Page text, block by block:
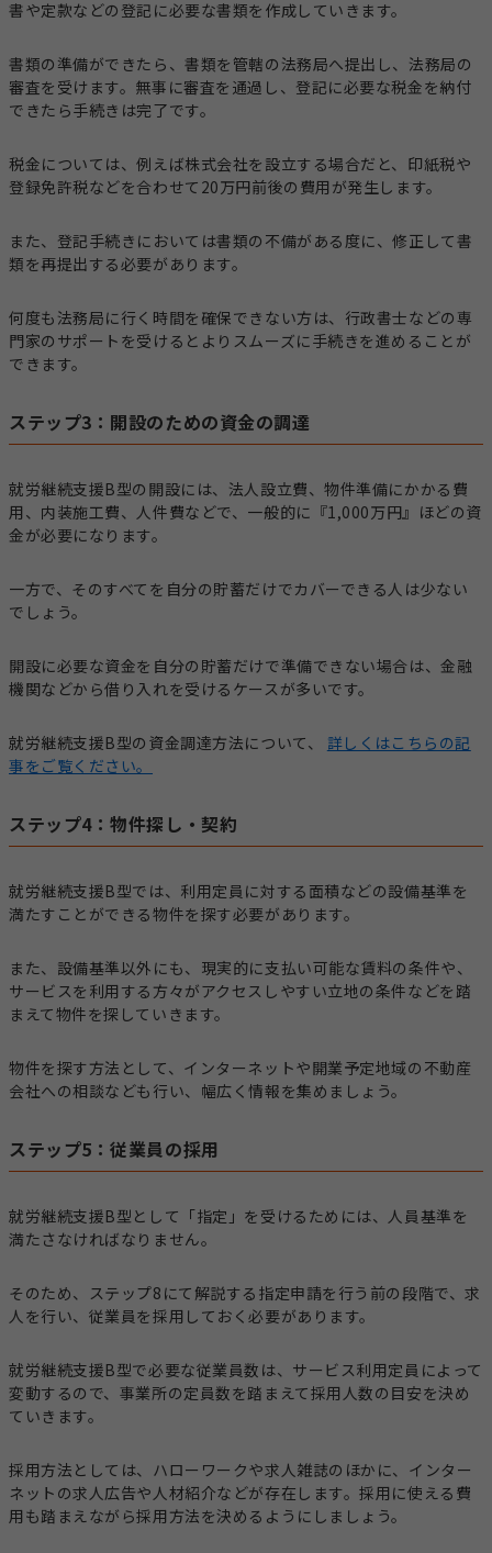
書や定款などの登記に必要な書類を作成していきます。
書類の準備ができたら、書類を管轄の法務局へ提出し、法務局の
審査を受けます。無事に審査を通過し、登記に必要な税金を納付
できたら手続きは完了です。
税金については、例えば株式会社を設立する場合だと、印紙税や
登録免許税などを合わせて20万円前後の費用が発生します。
また、登記手続きにおいては書類の不備がある度に、修正して書
類を再提出する必要があります。
何度も法務局に行く時間を確保できない方は、行政書士などの専
門家のサポートを受けるとよりスムーズに手続きを進めることが
できます。
ステップ3：開設のための資金の調達
就労継続支援B型の開設には、法人設立費、物件準備にかかる費
用、内装施工費、人件費などで、一般的に『1,000万円』ほどの資
金が必要になります。
一方で、そのすべてを自分の貯蓄だけでカバーできる人は少ない
でしょう。
開設に必要な資金を自分の貯蓄だけで準備できない場合は、金融
機関などから借り入れを受けるケースが多いです。
就労継続支援B型の資金調達方法について、 詳しくはこちらの記
事をご覧ください。
ステップ4：物件探し・契約
就労継続支援B型では、利用定員に対する面積などの設備基準を
満たすことができる物件を探す必要があります。
また、設備基準以外にも、現実的に支払い可能な賃料の条件や、
サービスを利用する方々がアクセスしやすい立地の条件などを踏
まえて物件を探していきます。
物件を探す方法として、インターネットや開業予定地域の不動産
会社への相談なども行い、幅広く情報を集めましょう。
ステップ5：従業員の採用
就労継続支援B型として「指定」を受けるためには、人員基準を
満たさなければなりません。
そのため、ステップ8にて解説する指定申請を行う前の段階で、求
人を行い、従業員を採用しておく必要があります。
就労継続支援B型で必要な従業員数は、サービス利用定員によって
変動するので、事業所の定員数を踏まえて採用人数の目安を決め
ていきます。
採用方法としては、ハローワークや求人雑誌のほかに、インター
ネットの求人広告や人材紹介などが存在します。採用に使える費
用も踏まえながら採用方法を決めるようにしましょう。